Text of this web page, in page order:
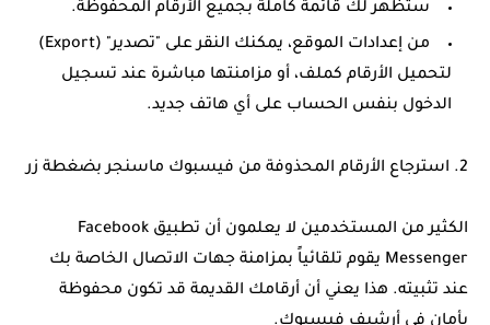
ستظهر لك قائمة كاملة بجميع الأرقام المحفوظة.
من إعدادات الموقع، يمكنك النقر على "تصدير" (Export)
لتحميل الأرقام كملف، أو مزامنتها مباشرة عند تسجيل
الدخول بنفس الحساب على أي هاتف جديد.
2. استرجاع الأرقام المحذوفة من فيسبوك ماسنجر بضغطة زر
الكثير من المستخدمين لا يعلمون أن تطبيق Facebook
Messenger يقوم تلقائياً بمزامنة جهات الاتصال الخاصة بك
عند تثبيته. هذا يعني أن أرقامك القديمة قد تكون محفوظة